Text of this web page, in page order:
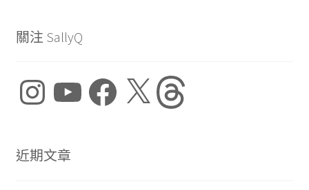
關注 SallyQ
InstagramYouTube Facebook Threads
近期文章